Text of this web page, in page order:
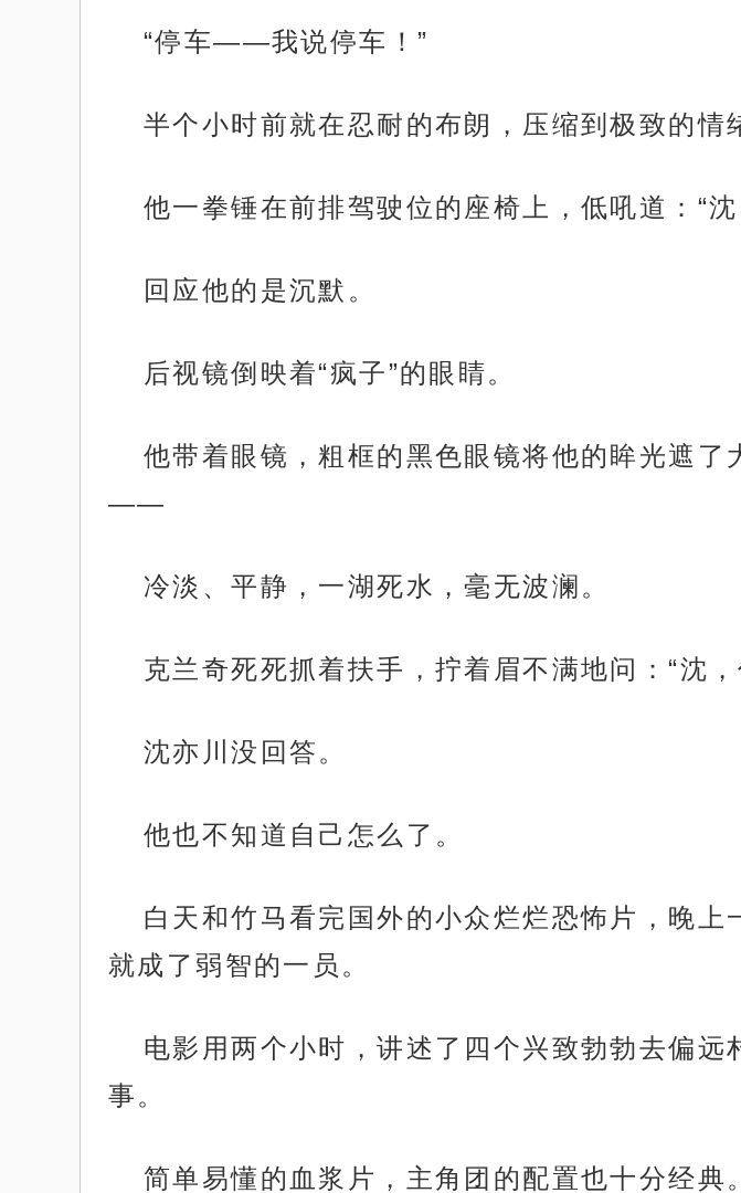
“停车——我说停车！”
半个小时前就在忍耐的布朗，压缩到极致的情
他一拳锤在前排驾驶位的座椅上，低吼道：“
回应他的是沉默。
后视镜倒映着“疯子”的眼睛。
他带着眼镜，粗框的黑色眼镜将他的眸光遮
——
冷淡、平静，一湖死水，毫无波澜。
克兰奇死死抓着扶手，拧着眉不满地问：“沈
沈亦川没回答。
他也不知道自己怎么了。
白天和竹马看完国外的小众烂烂恐怖片，晚
就成了弱智的一员。
电影用两个小时，讲述了四个兴致勃勃去偏
事。
简单易懂的血浆片，主角团的配置也十分经典。